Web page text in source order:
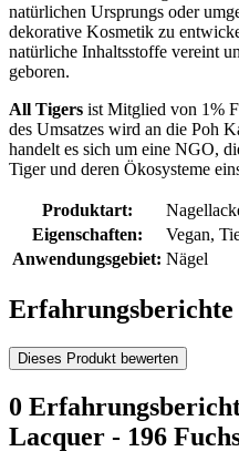
natürlichen Ursprungs oder
dekorative Kosmetik zu
natürliche Inhaltsstoffe vereint
geboren.
All Tigers ist Mitglied von 1%
des Umsatzes wird an die Poh
handelt es sich um eine NGO,
Tiger und deren Ökosysteme
Produktart:
Eigenschaften:
Vegan,
Anwendungsgebiet: Nägel
Dieses Produkt bewerten
0
Lacquer - 196